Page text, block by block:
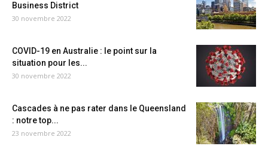
Business District
30 novembre 2022
COVID-19 en Australie : le point sur la
situation pour les...
30 novembre 2022
Cascades à ne pas rater dans le Queensland
: notre top...
23 novembre 2022